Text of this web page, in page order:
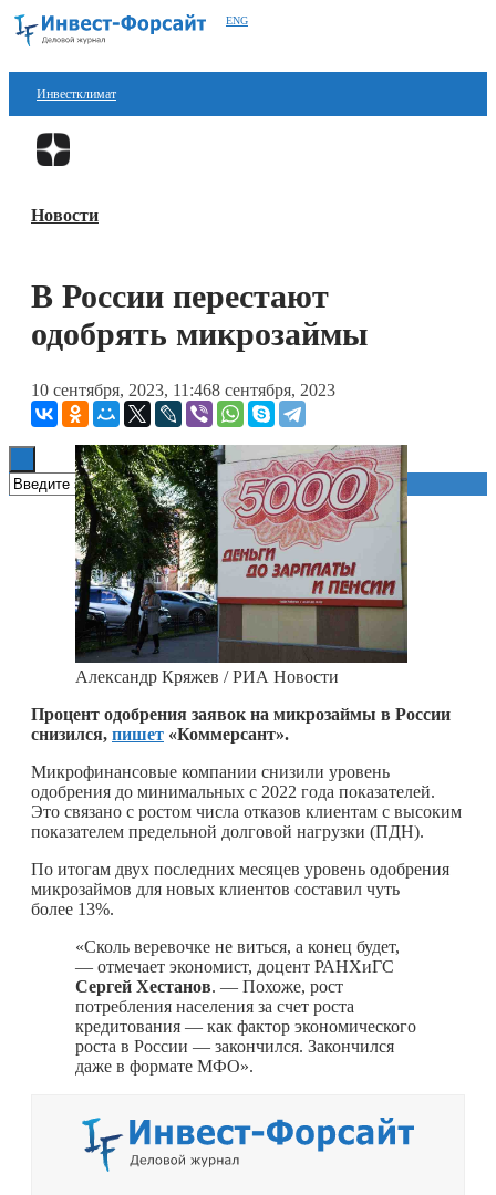
ENG
Инвестклимат
Финансы
Блокчейн
Книги
Новости
В России перестают
одобрять микрозаймы
10 сентября, 2023, 11:468 сентября, 2023
Александр Кряжев / РИА Новости
Процент одобрения заявок на микрозаймы в России
снизился, пишет «Коммерсант».
Микрофинансовые компании снизили уровень
одобрения до минимальных с 2022 года показателей.
Это связано с ростом числа отказов клиентам с высоким
показателем предельной долговой нагрузки (ПДН).
По итогам двух последних месяцев уровень одобрения
микрозаймов для новых клиентов составил чуть
более 13%.
«Сколь веревочке не виться, а конец будет,
— отмечает экономист, доцент РАНХиГС
Сергей Хестанов. — Похоже, рост
потребления населения за счет роста
кредитования — как фактор экономического
роста в России — закончился. Закончился
даже в формате МФО».